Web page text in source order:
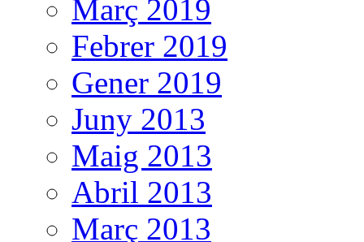
Març 2019
Febrer 2019
Gener 2019
Juny 2013
Maig 2013
Abril 2013
Març 2013